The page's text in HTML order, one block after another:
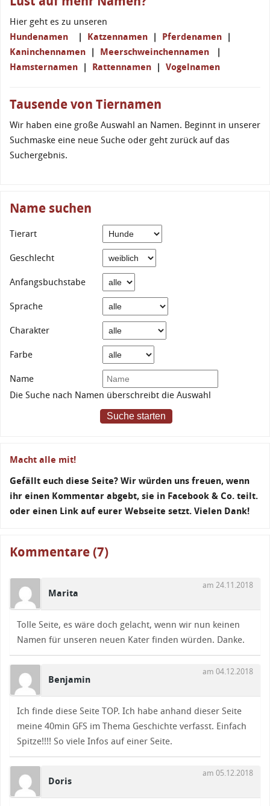
Hier geht es zu unseren
Hundenamen | Katzennamen | Pferdenamen |
Kaninchennamen | Meerschweinchennamen |
Hamsternamen | Rattennamen | Vogelnamen
Tausende von Tiernamen
Wir haben eine große Auswahl an Namen. Beginnt in unserer
Suchmaske eine neue Suche oder geht zurück auf das
Suchergebnis.
Name suchen
Tierart
Geschlecht
Anfangsbuchstabe
Sprache
Charakter
Farbe
Name
Die Suche nach Namen überschreibt die Auswahl
Suche starten
Macht alle mit!
Gefällt euch diese Seite? Wir würden uns freuen, wenn
ihr einen Kommentar abgebt, sie in Facebook & Co. teilt.
oder einen Link auf eurer Webseite setzt. Vielen Dank!
Kommentare (7)
Marita
am 24.11.2018
Tolle Seite, es wäre doch gelacht, wenn wir nun keinen
Namen für unseren neuen Kater finden würden. Danke.
Benjamin
am 04.12.2018
Ich finde diese Seite TOP. Ich habe anhand dieser Seite
meine 40min GFS im Thema Geschichte verfasst. Einfach
Spitze!!!! So viele Infos auf einer Seite.
Doris
am 05.12.2018